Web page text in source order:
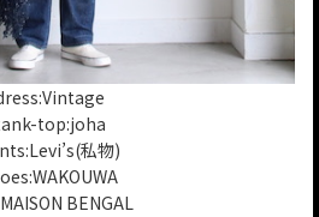
top:joha
私物)
BENGAL